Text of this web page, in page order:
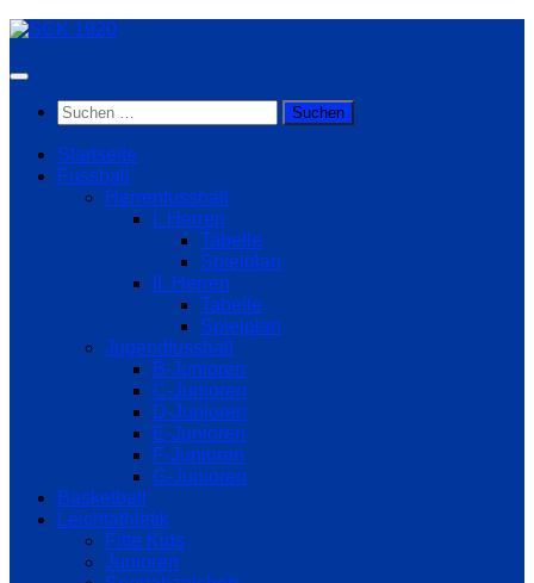
Zum
springen
Suchen
nach:
Startseite
Fussball
Herrenfussball
I. Herren
Tabelle
Spielplan
II. Herren
Tabelle
Spielplan
Jugendfussball
B-Junioren
C-Junioren
D-Junioren
E-Junioren
F-Junioren
G-Junioren
Basketball
Leichtathletik
Fitte Kids
Junioren